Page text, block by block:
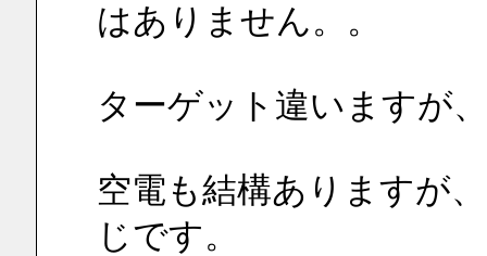
はありません。。
ターゲット違いますが
空電も結構ありますが
じです。